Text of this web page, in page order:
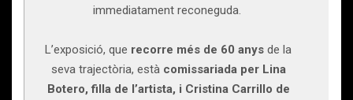
immediatament reconeguda.
L’exposició, que recorre més de 60 anys de la
seva trajectòria, està comissariada per Lina
Botero, filla de l’artista, i Cristina Carrillo de